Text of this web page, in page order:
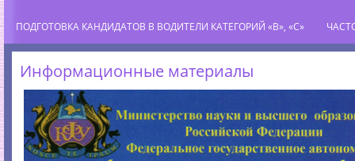
ПОДГОТОВКА КАНДИДАТОВ В ВОДИТЕЛИ КАТЕГОРИЙ «В», «С»
Информационные материалы